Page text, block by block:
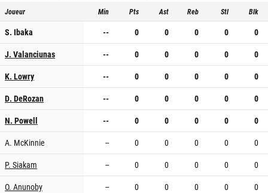
Joueur Min Pts Ast Reb Stl Blk
S. Ibaka -- 0 0 0 0
0
J. Valanciunas
-- 0 0 0 0
0
K. Lowry
-- 0 0 0 0
0
D. DeRozan
-- 0 0 0 0
0
N. Powell
-- 0 0 0 0
0
A. McKinnie
-- 0 0 0 0
0
P. Siakam
-- 0 0 0 0
0
O. Anunoby
-- 0 0 0 0
0